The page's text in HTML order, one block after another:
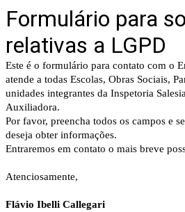
Formulário para
relativas a LGPD
Este é o formulário para contato com o
atende a todas Escolas, Obras Sociais,
unidades integrantes da Inspetoria
Auxiliadora.
Por favor, preencha todos os campos e
deseja obter informações.
Entraremos em contato o mais breve
Atenciosamente,
Flávio Ibelli Callegari